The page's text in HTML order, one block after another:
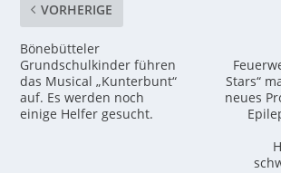
VORHERIGE
Bönebütteler
Grundschulkinder führen
das Musical „Kunterbunt“
auf. Es werden noch
einige Helfer gesucht.
Stars“
neues